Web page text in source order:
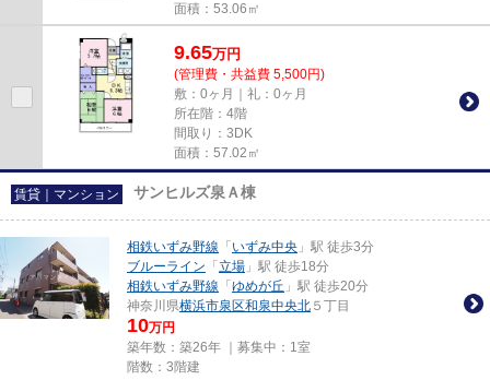
面積：53.06㎡
9.65万円
(管理費・共益費 5,500円)
敷：0ヶ月｜礼：0ヶ月
所在階：4階
間取り：3DK
面積：57.02㎡
賃貸｜マンション サンヒルズ泉Ａ棟
相鉄いずみ野線 「 いずみ中央 」駅 徒歩3分
ブルーライン 「 立場 」駅 徒歩18分
相鉄いずみ野線 「 ゆめが丘 」駅 徒歩20分
神奈川県横浜市泉区和泉中央北 ５丁目
10万円
築年数：築26年 ｜募集中： 1室
階数：3階建